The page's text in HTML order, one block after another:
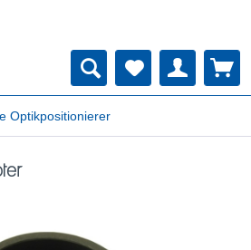
Optikpositionierer